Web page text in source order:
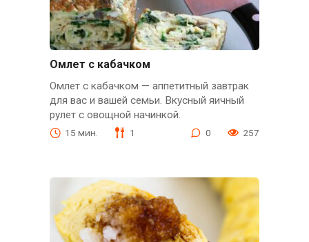
Омлет с кабачком
Омлет с кабачком — аппетитный завтрак
для вас и вашей семьи. Вкусный яичный
рулет с овощной начинкой.
15 мин. 1 0 257